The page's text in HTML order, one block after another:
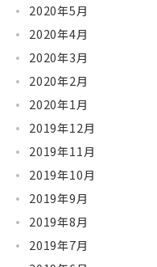
2020年5月
2020年4月
2020年3月
2020年2月
2020年1月
2019年12月
2019年11月
2019年10月
2019年9月
2019年8月
2019年7月